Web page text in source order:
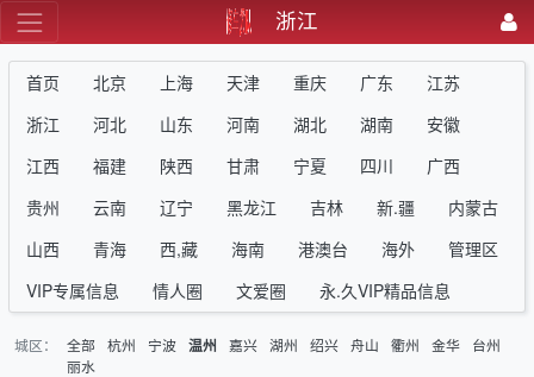
浙江
首页 北京 上海 天津 重庆 广东
江苏
浙江
河北 山东 河南 湖北 湖南
安徽
江西
福建 陕西 甘肃 宁夏 四川
广西
贵州
云南 辽宁 黑龙江 吉林 新.疆
内蒙古
山西
青海 西,藏 海南 港澳台 海外
管理区
VIP专属信息
情人圈 文爱圈 永.久VIP精品信息
城区： 全部 杭州 宁波 温州 嘉兴 湖州 绍兴 舟山 衢州 金华
台州
丽水